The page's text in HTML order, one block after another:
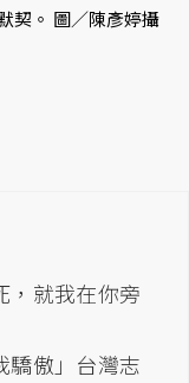
契。 圖／陳彥婷攝
，就我在你旁
驕傲」台灣志